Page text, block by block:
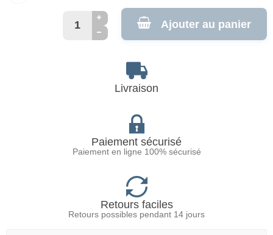
Ajouter au panier
Livraison
Paiement sécurisé
Paiement en ligne 100% sécurisé
Retours faciles
Retours possibles pendant 14 jours